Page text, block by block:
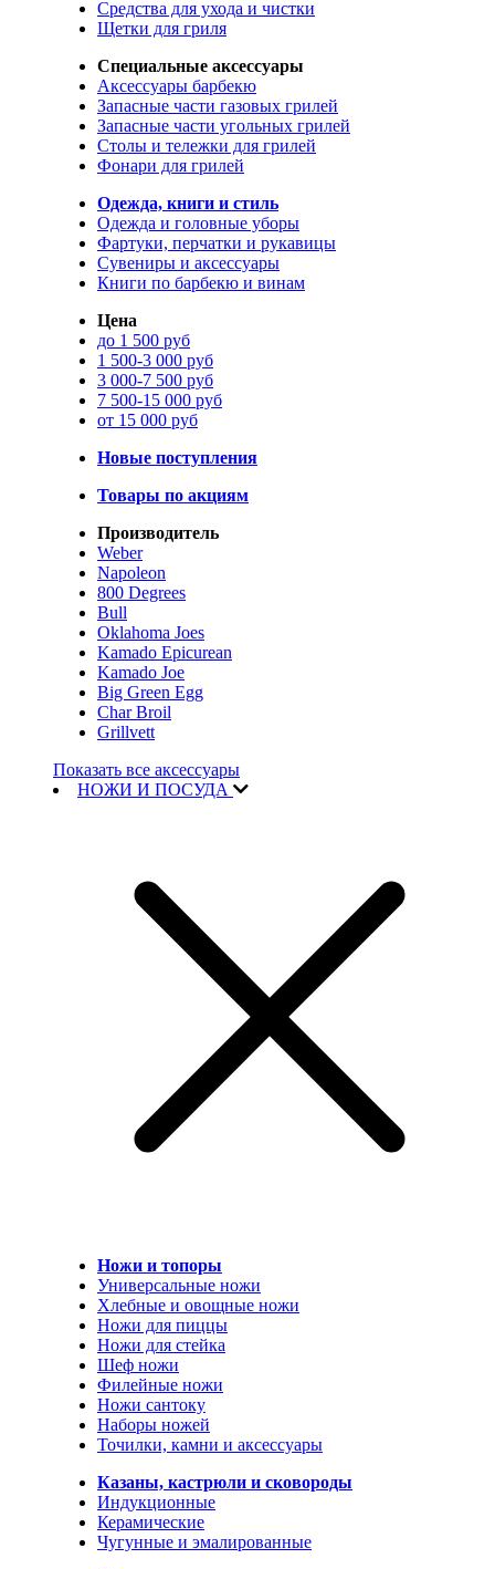
Средства для ухода и чистки
Щетки для гриля
Специальные аксессуары
Аксессуары барбекю
Запасные части газовых грилей
Запасные части угольных грилей
Столы и тележки для грилей
Фонари для грилей
Одежда, книги и стиль
Одежда и головные уборы
Фартуки, перчатки и рукавицы
Сувениры и аксессуары
Книги по барбекю и винам
Цена
до 1 500 руб
1 500-3 000 руб
3 000-7 500 руб
7 500-15 000 руб
от 15 000 руб
Новые поступления
Товары по акциям
Производитель
Weber
Napoleon
800 Degrees
Bull
Oklahoma Joes
Kamado Epicurean
Kamado Joe
Big Green Egg
Char Broil
Grillvett
Показать все аксессуары
НОЖИ И ПОСУДА
Ножи и топоры
Универсальные ножи
Хлебные и овощные ножи
Ножи для пиццы
Ножи для стейка
Шеф ножи
Филейные ножи
Ножи сантоку
Наборы ножей
Точилки, камни и аксессуары
Казаны, кастрюли и сковороды
Индукционные
Керамические
Чугунные и эмалированные